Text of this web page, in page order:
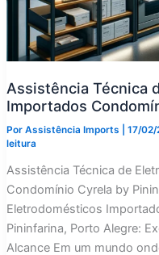
Assistência Técnica
Importados
Por Assistência Imports 17/
leitura
Assistência Técnica de
Condomínio Cyrela by
Eletrodomésticos
Pininfarina, Porto Alegre:
Alcance Em um mundo